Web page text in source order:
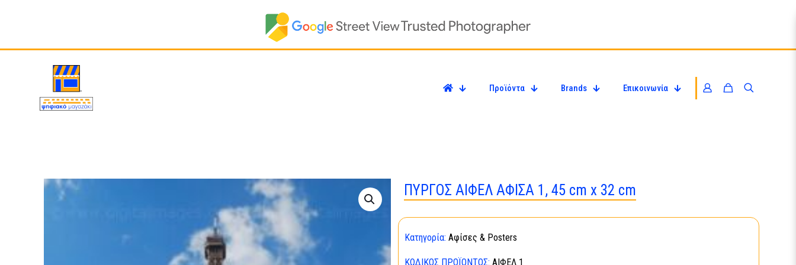
Προϊόντα Brands Επικοινωνία
ΠΥΡΓΟΣ ΑΙΦΕΛ ΑΦΙΣΑ 1, 45 cm x 32 cm
Κατηγορία: Αφίσες & Posters
ΚΩΔΙΚΌΣ ΠΡΟΪΌΝΤΟΣ: ΑΙΦΕΛ 1